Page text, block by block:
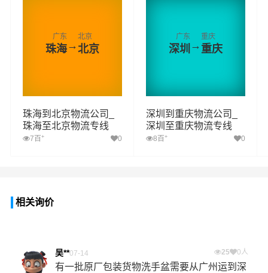
广东
珠海→
北京
北京
珠海到北京物流公司_
珠海至北京物流专线
7百 + 0
广东
深圳→
重庆
重庆
深圳到重庆物流公司_
深圳至重庆物流专线
8百 + 0
相关询价
吴**07-14 25 0人
有一批原厂包装货物洗手盆需要从广州运到深